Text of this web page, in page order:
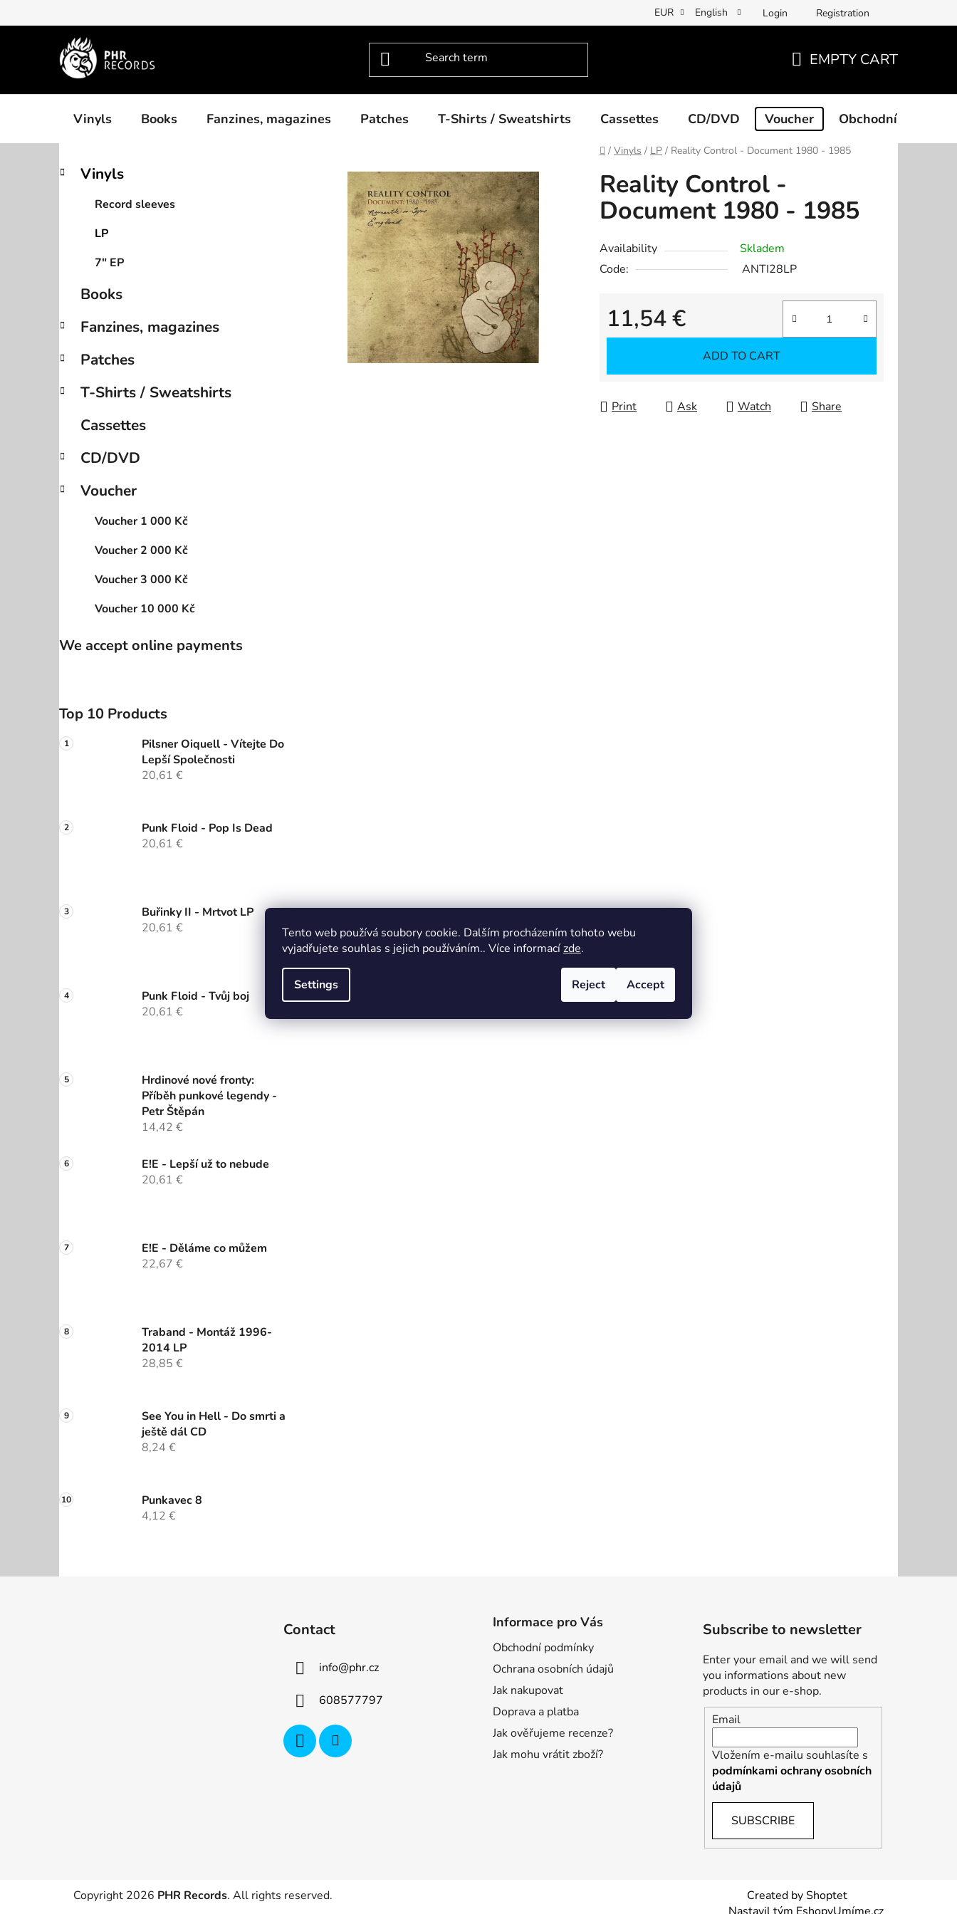
Tento web používá soubory cookie. Dalším procházením tohoto webu
vyjadřujete souhlas s jejich používáním.. Více informacízde.
Settings Reject Accept
to
EUR English Login Registration
CART
EMPTY CART
Vinyls Books Fanzines, magazines Patches T-Shirts / Sweatshirts Cassettes CD/DVD Voucher Obchodní
Home
/ Vinyls / LP / Reality Control - Document 1980 - 1985
SSkip
categories
C
a
Vinyls
Record sleeves
LP
7" EP
Books
Fanzines, magazines
Patches
T-Shirts / Sweatshirts
Cassettes
CD/DVD
Voucher
Voucher 1 000 Kč
Voucher 2 000 Kč
Voucher 3 000 Kč
Voucher 10 000 Kč
We accept online payments
Top 10 Products
Pilsner Oiquell - Vítejte Do
Lepší Společnosti
20,61 €
Punk Floid - Pop Is Dead
20,61 €
Buřinky II - Mrtvot LP
20,61 €
Punk Floid - Tvůj boj
20,61 €
Hrdinové nové fronty:
Příběh punkové legendy -
Petr Štěpán
14,42 €
E!E - Lepší už to nebude
20,61 €
E!E - Děláme co můžem
22,67 €
Traband - Montáž 1996-
2014 LP
28,85 €
See You in Hell - Do smrti a
ještě dál CD
8,24 €
Punkavec 8
4,12 €
Reality Control -
Document 1980 - 1985
Availability
Skladem
Code:
ANTI28LP
11,54 €
Measure price:
ADD TO CART
Print Ask Watch Share
Contact
info@phr.cz
608577797
Informace pro Vás
Obchodní podmínky
Ochrana osobních údajů
Jak nakupovat
Doprava a platba
Jak ověřujeme recenze?
Jak mohu vrátit zboží?
Subscribe to newsletter
Enter your email and we will send
you informations about new
products in our e-shop.
Email
Vložením e-mailu souhlasíte s
podmínkami ochrany osobních
údajů
SUBSCRIBE
Created by Shoptet
Copyright 2026 PHR Records. All rights reserved.